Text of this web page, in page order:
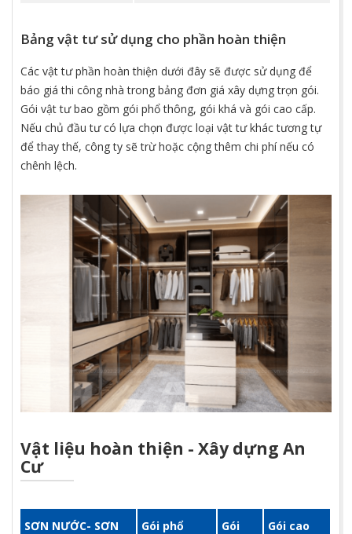
Bảng vật tư sử dụng cho phần hoàn thiện
Các vật tư phần hoàn thiện dưới đây sẽ được sử dụng để
báo giá thi công nhà trong bảng đơn giá xây dựng trọn gói.
Gói vật tư bao gồm gói phổ thông, gói khá và gói cao cấp.
Nếu chủ đầu tư có lựa chọn được loại vật tư khác tương tự
để thay thế, công ty sẽ trừ hoặc cộng thêm chi phí nếu có
chênh lệch.
Vật liệu hoàn thiện - Xây dựng An
Cư
SƠN NƯỚC- SƠN
Gói phổ
Gói
Gói cao